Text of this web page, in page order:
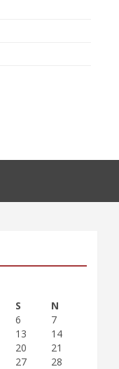
S
N
6
7
13
14
20
21
27 28